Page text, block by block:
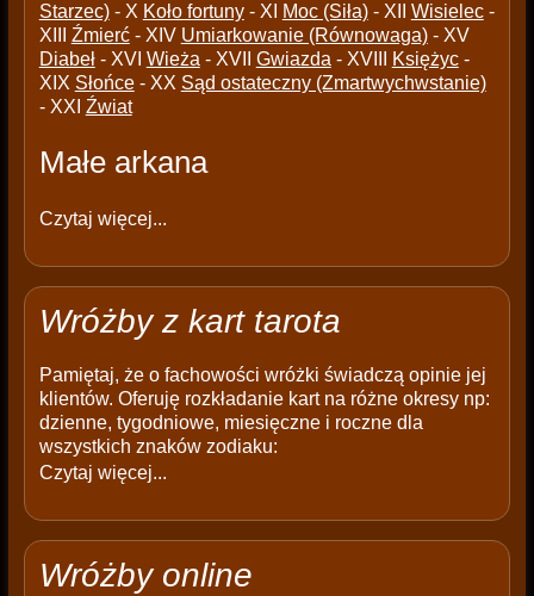
Starzec)- X Koło fortuny- XI Moc (Siła)- XII Wisielec-
XIII Źmierć- XIV Umiarkowanie (Równowaga)- XV
Diabeł- XVI Wieża - XVII Gwiazda - XVIII Księżyc-
XIX Słońce- XX Sąd ostateczny (Zmartwychwstanie)
- XXI Źwiat
Małe arkana
Czytaj więcej...
Wróżby z kart tarota
Pamiętaj, że o fachowości wróżki świadczą opinie jej
klientów. Oferuję rozkładanie kart na różne okresy np:
dzienne, tygodniowe, miesięczne i roczne dla
wszystkich znaków zodiaku:
Czytaj więcej...
Wróżby online